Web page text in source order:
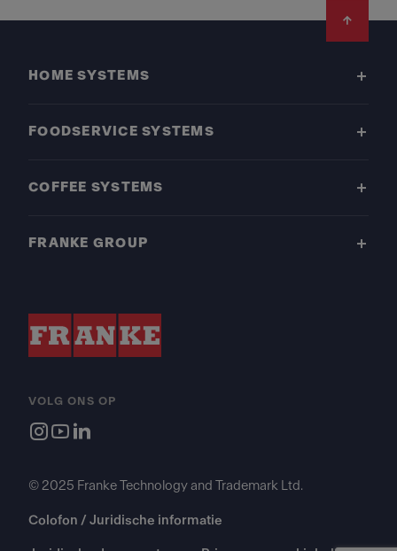
HOME SYSTEMS
FOODSERVICE SYSTEMS
COFFEE SYSTEMS
FRANKE GROUP
VOLG ONS OP
© 2025 Franke Technology and Trademark Ltd.
Colofon / Juridische informatie